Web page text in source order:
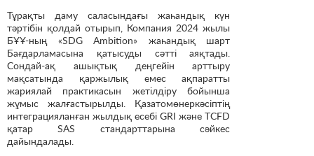
Тұрақты даму саласындағы жаһандық күн
тәртібін қолдай отырып, Компания 2024 жылы
БҰҰ-ның «SDG Ambition» жаһандық шарт
Бағдарламасына қатысуды сәтті аяқтады.
Сондай-ақ ашықтық деңгейін арттыру
мақсатында қаржылық емес ақпаратты
жариялай практикасын жетілдіру бойынша
жұмыс жалғастырылды. Қазатомөнеркәсіптің
интеграцияланған жылдық есебі GRI және TCFD
қатар SAS стандарттарына сәйкес
дайындалады.